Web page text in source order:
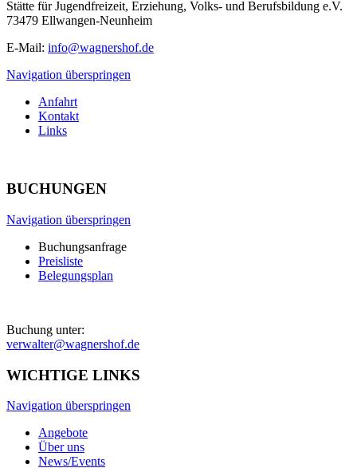
Stätte für Jugendfreizeit, Erziehung, Volks- und Berufsbildung e.V.
73479 Ellwangen-Neunheim
E-Mail: info@wagnershof.de
Navigation überspringen
Anfahrt
Kontakt
Links
BUCHUNGEN
Navigation überspringen
Buchungsanfrage
Preisliste
Belegungsplan
Buchung unter:
verwalter@wagnershof.de
WICHTIGE LINKS
Navigation überspringen
Angebote
Über uns
News/Events